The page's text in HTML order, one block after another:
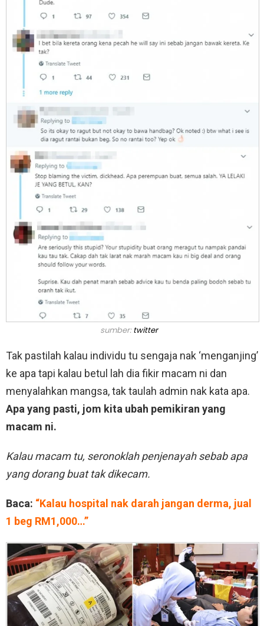
sumber:twitter
Tak pastilah kalau individu tu sengaja nak ‘menganjing’
ke apa tapi kalau betul lah dia fikir macam ni dan
menyalahkan mangsa, tak taulah admin nak kata apa.
Apa yang pasti, jom kita ubah pemikiran yang
macam ni.
Kalau macam tu, seronoklah penjenayah sebab apa
yang dorang buat tak dikecam.
Baca: “Kalau hospital nak darah jangan derma, jual
1 beg RM1,000…”